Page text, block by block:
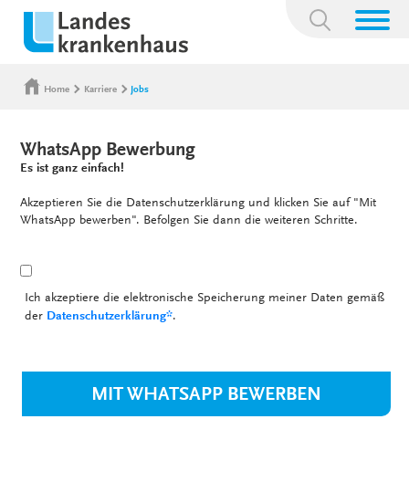
Suchbegriff:
Home Karriere Jobs
WhatsApp Bewerbung
Es ist ganz einfach!
Akzeptieren Sie die Datenschutzerklärung und klicken Sie auf "Mit
WhatsApp bewerben". Befolgen Sie dann die weiteren Schritte.
Ich akzeptiere die elektronische Speicherung meiner Daten gemäß
der Datenschutzerklärung*.
MIT WHATSAPP BEWERBEN